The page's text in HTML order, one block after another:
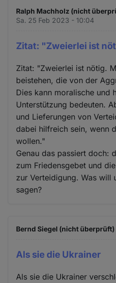
Ralph Machholz (nicht
Sa. 25 Feb 2023 - 10:04
Zitat: "Zweierlei ist
Zitat: "Zweierlei ist nötig.
beistehen, die von der
Dies kann moralische und
Unterstützung bedeuten.
und Lieferungen von
dabei hilfreich sein, wenn
wollen."
Genau das passiert doch:
zum Friedensgebet und
zur Verteidigung. Was will
sagen?
Bernd Siegel (nicht überprüft)
Als sie die Ukrainer
Als sie die Ukrainer